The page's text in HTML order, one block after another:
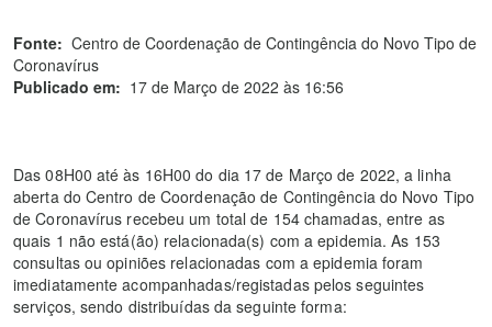
Fonte: Centro de Coordenação de Contingência do Novo Tipo de
Coronavírus
Publicado em: 17 de Março de 2022 às 16:56
Das 08H00 até às 16H00 do dia 17 de Março de 2022, a linha
aberta do Centro de Coordenação de Contingência do Novo Tipo
de Coronavírus recebeu um total de 154 chamadas, entre as
quais 1 não está(ão) relacionada(s) com a epidemia. As 153
consultas ou opiniões relacionadas com a epidemia foram
imediatamente acompanhadas/registadas pelos seguintes
serviços, sendo distribuídas da seguinte forma: